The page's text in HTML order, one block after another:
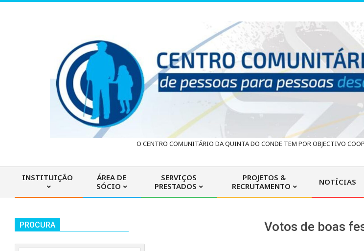
e
n
t
O CENTRO COMUNITÁRIO DA QUINTA DO CONDE TEM POR OBJECTIVO
Primary
INSTITUIÇÃO
ÁREA DE
SÓCIO
SERVIÇOS
PRESTADOS
PROJETOS &
RECRUTAMENTO
NOTÍCIAS
Votos de boas
PROCURA